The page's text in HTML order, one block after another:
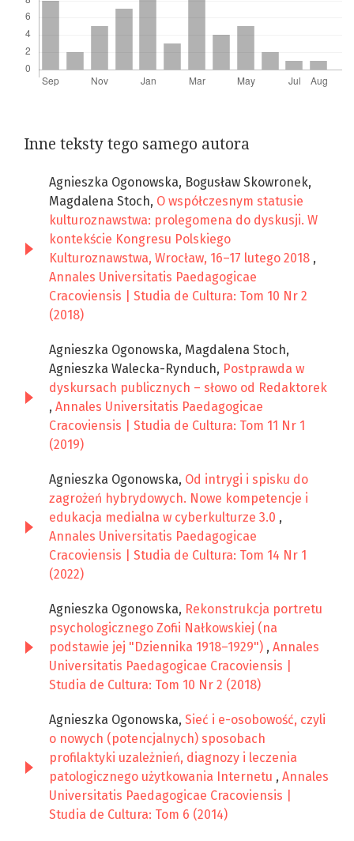
Inne teksty tego samego autora
Agnieszka Ogonowska, Bogusław Skowronek,
Magdalena Stoch, O współczesnym statusie
kulturoznawstwa: prolegomena do dyskusji. W
kontekście Kongresu Polskiego
Kulturoznawstwa, Wrocław, 16–17 lutego 2018 ,
Annales Universitatis Paedagogicae
Cracoviensis | Studia de Cultura: Tom 10 Nr 2
(2018)
Agnieszka Ogonowska, Magdalena Stoch,
Agnieszka Walecka-Rynduch, Postprawda w
dyskursach publicznych – słowo od Redaktorek
, Annales Universitatis Paedagogicae
Cracoviensis | Studia de Cultura: Tom 11 Nr 1
(2019)
Agnieszka Ogonowska, Od intrygi i spisku do
zagrożeń hybrydowych. Nowe kompetencje i
edukacja medialna w cyberkulturze 3.0 ,
Annales Universitatis Paedagogicae
Cracoviensis | Studia de Cultura: Tom 14 Nr 1
(2022)
Agnieszka Ogonowska, Rekonstrukcja portretu
psychologicznego Zofii Nałkowskiej (na
podstawie jej "Dziennika 1918–1929") , Annales
Universitatis Paedagogicae Cracoviensis |
Studia de Cultura: Tom 10 Nr 2 (2018)
Agnieszka Ogonowska, Sieć i e-osobowość, czyli
o nowych (potencjalnych) sposobach
profilaktyki uzależnień, diagnozy i leczenia
patologicznego użytkowania Internetu , Annales
Universitatis Paedagogicae Cracoviensis |
Studia de Cultura: Tom 6 (2014)